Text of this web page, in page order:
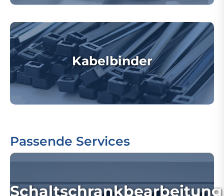
Kabelbinder
Passende Services
Schaltschrankbearbeitung